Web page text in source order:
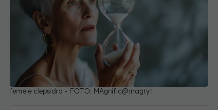
femeie clepsidra - FOTO: MAgnific@magryt